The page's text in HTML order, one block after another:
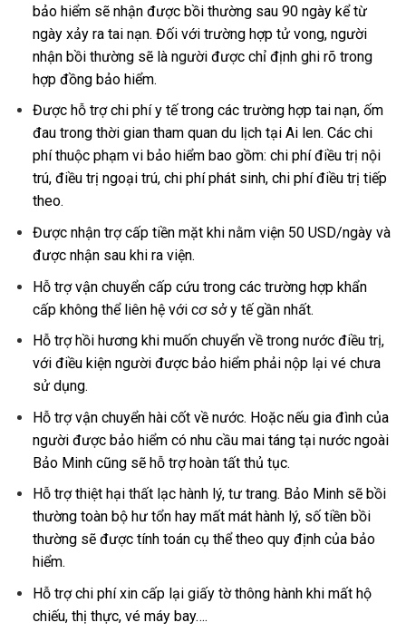
bảo hiểm sẽ nhận được bồi thường sau 90 ngày kể từ
ngày xảy ra tai nạn. Đối với trường hợp tử vong, người
nhận bồi thường sẽ là người được chỉ định ghi rõ trong
hợp đồng bảo hiểm.
Được hỗ trợ chi phí y tế trong các trường hợp tai nạn, ốm
đau trong thời gian tham quan du lịch tại Ai len. Các chi
phí thuộc phạm vi bảo hiểm bao gồm: chi phí điều trị nội
trú, điều trị ngoại trú, chi phí phát sinh, chi phí điều trị tiếp
theo.
Được nhận trợ cấp tiền mặt khi nằm viện 50 USD/ngày và
được nhận sau khi ra viện.
Hỗ trợ vận chuyển cấp cứu trong các trường hợp khẩn
cấp không thể liên hệ với cơ sở y tế gần nhất.
Hỗ trợ hồi hương khi muốn chuyển về trong nước điều trị,
với điều kiện người được bảo hiểm phải nộp lại vé chưa
sử dụng.
Hỗ trợ vận chuyển hài cốt về nước. Hoặc nếu gia đình của
người được bảo hiểm có nhu cầu mai táng tại nước ngoài
Bảo Minh cũng sẽ hỗ trợ hoàn tất thủ tục.
Hỗ trợ thiệt hại thất lạc hành lý, tư trang. Bảo Minh sẽ bồi
thường toàn bộ hư tổn hay mất mát hành lý, số tiền bồi
thường sẽ được tính toán cụ thể theo quy định của bảo
hiểm.
Hỗ trợ chi phí xin cấp lại giấy tờ thông hành khi mất hộ
chiếu, thị thực, vé máy bay….